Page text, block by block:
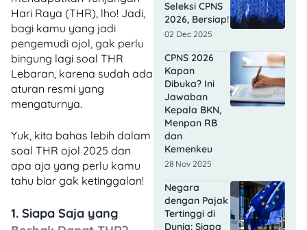
Hari Raya (THR), lho! Jadi,
bagi kamu yang jadi
pengemudi ojol, gak perlu
bingung lagi soal THR
Lebaran, karena sudah ada
aturan resmi yang
mengaturnya.
Yuk, kita bahas lebih dalam
soal THR ojol 2025 dan
apa aja yang perlu kamu
tahu biar gak ketinggalan!
1. Siapa Saja yang
Seleksi CPNS
2026, Bersiap!
02 Dec 2025
CPNS 2026
Kapan
Dibuka? Ini
Jawaban
Kepala BKN,
Menpan RB
dan
Kemenkeu
28 Nov 2025
Negara
dengan Pajak
Tertinggi di
Dunia: Siapa